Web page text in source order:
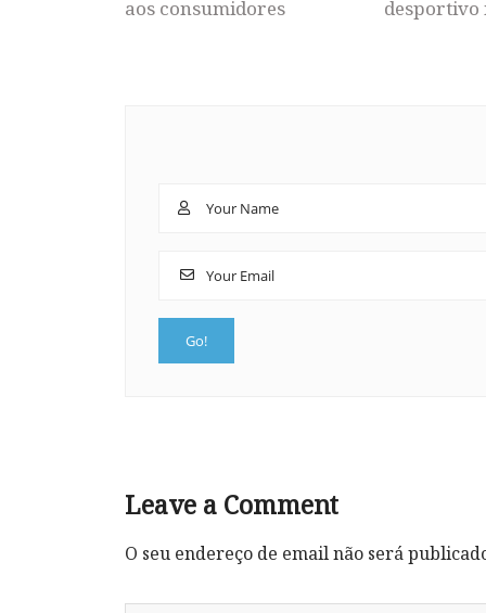
aos consumidores
Leave a Comment
O seu endereço de email não será